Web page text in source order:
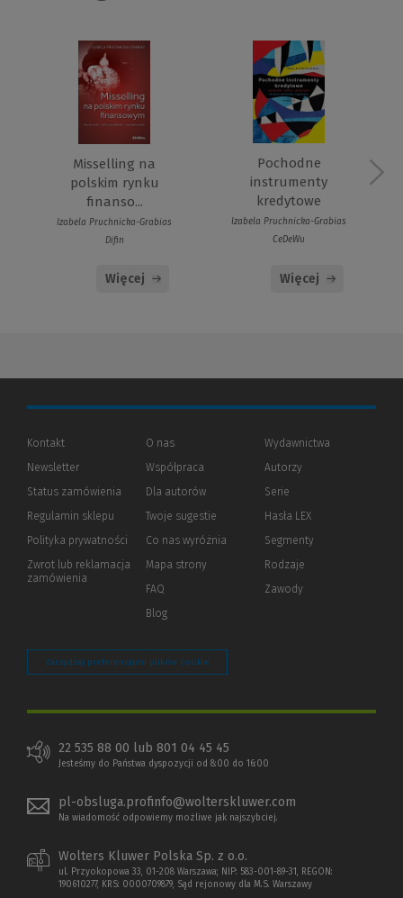
Misselling na
polskim rynku
finanso...
Izabela Pruchnicka-Grabias
Difin
Więcej
Pochodne
instrumenty
kredytowe
Izabela Pruchnicka-Grabias
CeDeWu
Więcej
Kontakt
Newsletter
Status zamówienia
Regulamin sklepu
Polityka prywatności (Nowe
(Link
innej
Zwrot lub reklamacja
zamówienia
O nas
Współpraca
Dla autorów(Nowe
(Link
innej
strony)
Twoje sugestie
Co nas wyróżnia
Mapa strony
FAQ
Blog
Wydawnictwa
Autorzy
Serie
Hasła LEX
Segmenty
Rodzaje
Zawody
Zarządzaj preferencjami plików cookie
22 535 88 00 lub 801 04 45 45
Jesteśmy do Państwa dyspozycji od 8:00 do 16:00
pl-obsluga.profinfo@wolterskluwer.com
Na wiadomość odpowiemy możliwe jak najszybciej.
Wolters Kluwer Polska Sp. z o.o.
ul. Przyokopowa 33, 01-208 Warszawa; NIP: 583-001-89-31, REGON:
190610277, KRS: 0000709879, Sąd rejonowy dla M.S. Warszawy